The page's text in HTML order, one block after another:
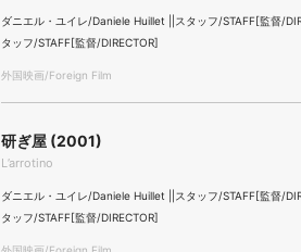
ダニエル・ユイレ/Daniele Huillet ||スタッフ/STAFF[監督/
タッフ/STAFF[監督/DIRECTOR]
外国映画/Foreign Film
研ぎ屋 (2001)
L’arrotino
ダニエル・ユイレ/Daniele Huillet ||スタッフ/STAFF[監督/
タッフ/STAFF[監督/DIRECTOR]